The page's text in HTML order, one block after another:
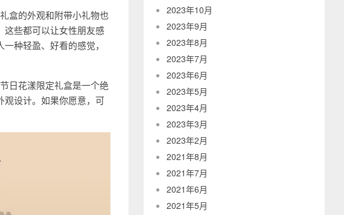
盒的外观和附带小礼物也
这些都可以让女性朋友感
种轻盈、好看的感觉，
日花漾限定礼盒是一个绝
观设计。如果你愿意，可
2023年10月
2023年9月
2023年8月
2023年7月
2023年6月
2023年5月
2023年4月
2023年3月
2023年2月
2021年8月
2021年7月
2021年6月
2021年5月